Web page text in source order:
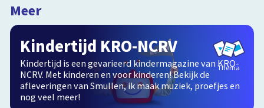
Meer
Kindertijd KRO-NCRV
Kindertijd is een gevarieerd kindermagazine van KRO-
NCRV. Met kinderen en voor kinderen! Bekijk de
afleveringen van Smullen, ik maak muziek, proefjes en
nog veel meer!
Thema